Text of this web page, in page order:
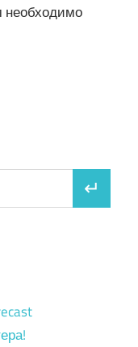
необходимо